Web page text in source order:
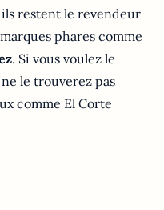
restent le revendeur
phares comme
. Si vous voulez le
le trouverez pas
comme El Corte